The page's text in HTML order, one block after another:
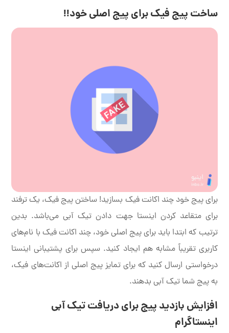
ساخت پیج فیک برای پیج اصلی خود!!
برای پیج خود چند اکانت فیک بسازید! ساختن پیج فیک، یک ترفند
برای متقاعد کردن اینستا جهت دادن تیک آبی می‌باشد. بدین
ترتیب که ابتدا باید برای پیج اصلی خود، چند اکانت فیک با نام‌های
کاربری تقریباً مشابه هم ایجاد کنید. سپس برای پشتیبانی اینستا
درخواستی ارسال کنید که برای تمایز پیج اصلی از اکانت‌های فیک،
به پیج شما تیک آبی بدهند.
افزایش بازدید پیج برای دریافت تیک آبی
اینستاگرام